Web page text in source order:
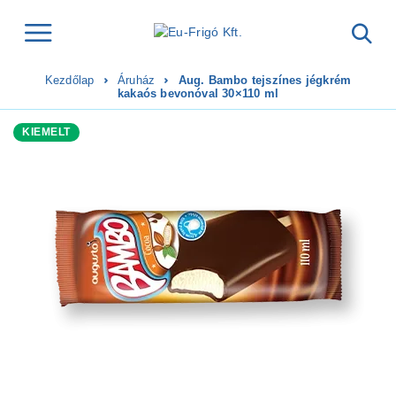
Kezdőlap Áruház
Aug. Bambo tejszínes jégkrém
kakaós bevonóval 30×110 ml
KIEMELT